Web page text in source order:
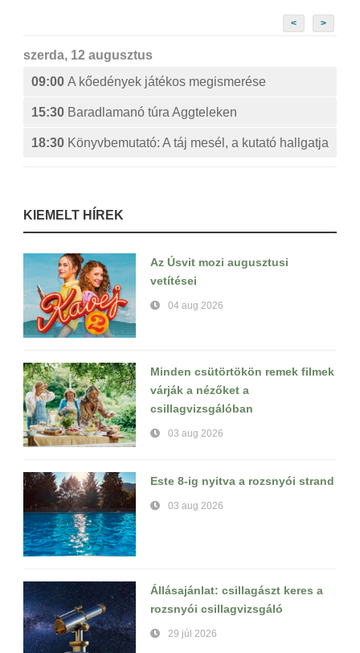
< >
szerda, 12 augusztus
09:00 A kőedények játékos megismerése
15:30 Baradlamanó túra Aggteleken
18:30 Könyvbemutató: A táj mesél, a kutató hallgatja
KIEMELT HÍREK
Az Úsvit mozi augusztusi
vetítései
04 aug 2026
Minden csütörtökön remek filmek
várják a nézőket a
csillagvizsgálóban
03 aug 2026
Este 8-ig nyitva a rozsnyói strand
03 aug 2026
Állásajánlat: csillagászt keres a
rozsnyói csillagvizsgáló
29 júl 2026